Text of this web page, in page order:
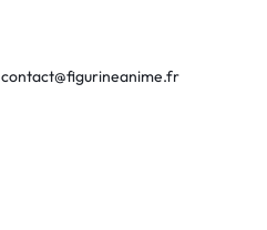
contact@figurineanime.fr